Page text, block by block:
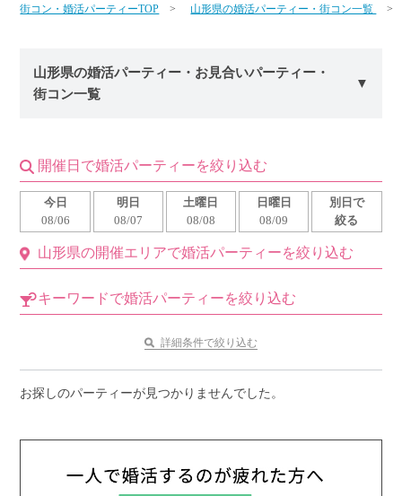
今週の婚活パーティー
よくあるご質問
お問い合わせ
利用規約
個人情報保護方針launch
子どもの安全基準に関するポリシー launch
公式アカウントで最新情報を配信中！
街コン・婚活パーティーTOP 山形県の婚活パーティー・街コン一覧
山形県の婚活パーティー・お見合いパーティー・
街コン一覧
開催日で婚活パーティーを絞り込む
今日
08/06
明日
08/07
土曜日
08/08
日曜日
08/09
別日で
絞る
山形県の開催エリアで婚活パーティーを絞り込む
キーワードで婚活パーティーを絞り込む
詳細条件で絞り込む
お探しのパーティーが見つかりませんでした。